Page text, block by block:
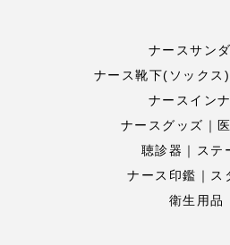
ナースサン
ナース靴下(ソックス
ナースイン
ナースグッズ｜
聴診器｜ステ
ナース印鑑｜ス
衛生用品